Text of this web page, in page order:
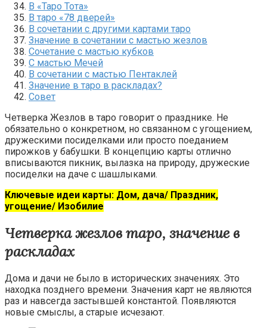
В «Таро Тота»
В таро «78 дверей»
В сочетании с другими картами таро
Значение в сочетании с мастью жезлов
Сочетание с мастью кубков
С мастью Мечей
В сочетании с мастью Пентаклей
Значение в таро в раскладах?
Совет
Четверка Жезлов в таро говорит о празднике. Не
обязательно о конкретном, но связанном с угощением,
дружескими посиделками или просто поеданием
пирожков у бабушки. В концепцию карты отлично
вписываются пикник, вылазка на природу, дружеские
посиделки на даче с шашлыками.
Ключевые идеи карты: Дом, дача/ Праздник,
угощение/ Изобилие
Четверка жезлов таро, значение в
раскладах
Дома и дачи не было в исторических значениях. Это
находка позднего времени. Значения карт не являются
раз и навсегда застывшей константой. Появляются
новые смыслы, а старые исчезают.